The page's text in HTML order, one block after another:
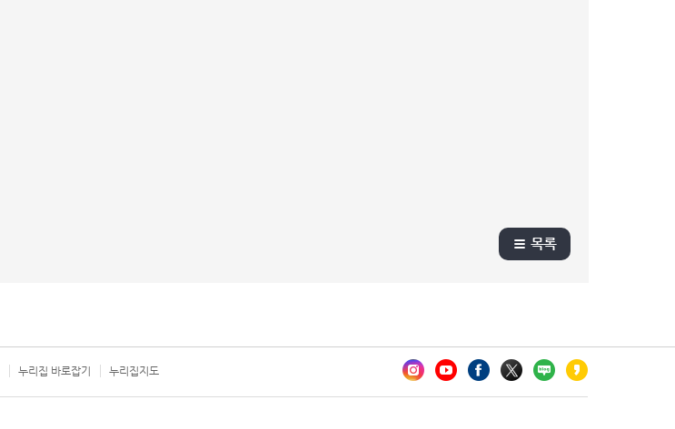
목록
누리집 바로잡기 누리집지도